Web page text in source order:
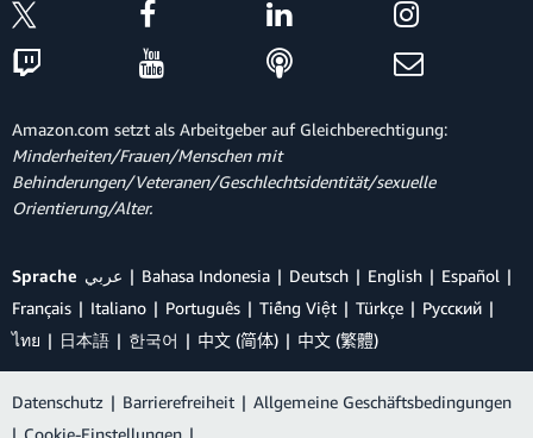
Amazon.com setzt als Arbeitgeber auf Gleichberechtigung:
Minderheiten/Frauen/Menschen mit
Behinderungen/Veteranen/Geschlechtsidentität/sexuelle
Orientierung/Alter.
Sprache عربي Bahasa Indonesia Deutsch English
Español
Français
Italiano Português Tiếng Việt Türkçe
Ρусский
ไทย
日本語 한국어 中文 (简体) 中文 (繁體)
Datenschutz | Barrierefreiheit | Allgemeine Geschäftsbedingungen
| Cookie-Einstellungen |